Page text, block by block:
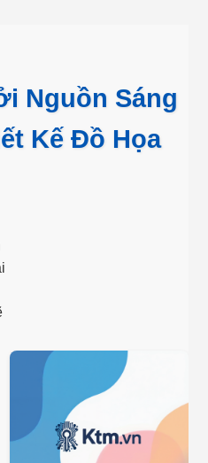
Nguồn Sáng
Kế Đồ Họa